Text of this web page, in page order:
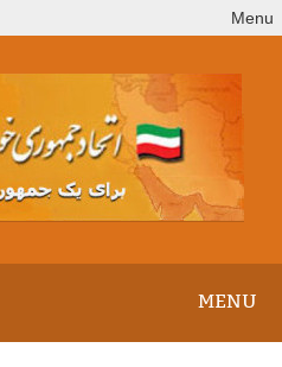
to
Menu
MENU